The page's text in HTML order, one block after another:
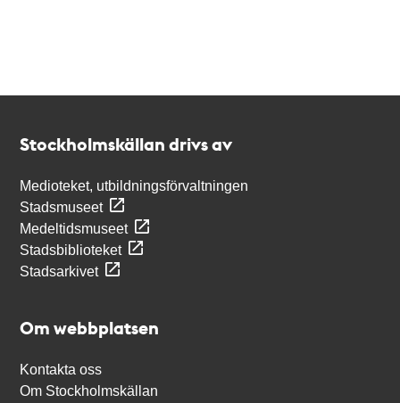
Stockholmskällan drivs av
Medioteket, utbildningsförvaltningen
Stadsmuseet
Medeltidsmuseet
Stadsbiblioteket
Stadsarkivet
Om webbplatsen
Kontakta oss
Om Stockholmskällan